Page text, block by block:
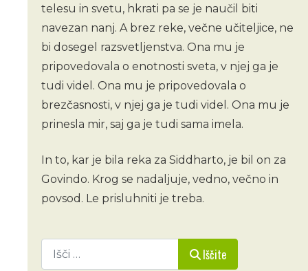
Iščite Iščite
telesu in svetu, hkrati pa se je naučil biti
navezan nanj. A brez reke, večne učiteljice, ne
bi dosegel razsvetljenstva. Ona mu je
pripovedovala o enotnosti sveta, v njej ga je
tudi videl. Ona mu je pripovedovala o
brezčasnosti, v njej ga je tudi videl. Ona mu je
prinesla mir, saj ga je tudi sama imela.
In to, kar je bila reka za Siddharto, je bil on za
Govindo. Krog se nadaljuje, vedno, večno in
povsod. Le prisluhniti je treba.